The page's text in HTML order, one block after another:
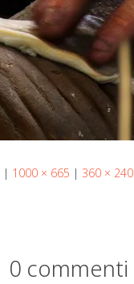
| 1000 × 665 | 360 × 240
0 commenti